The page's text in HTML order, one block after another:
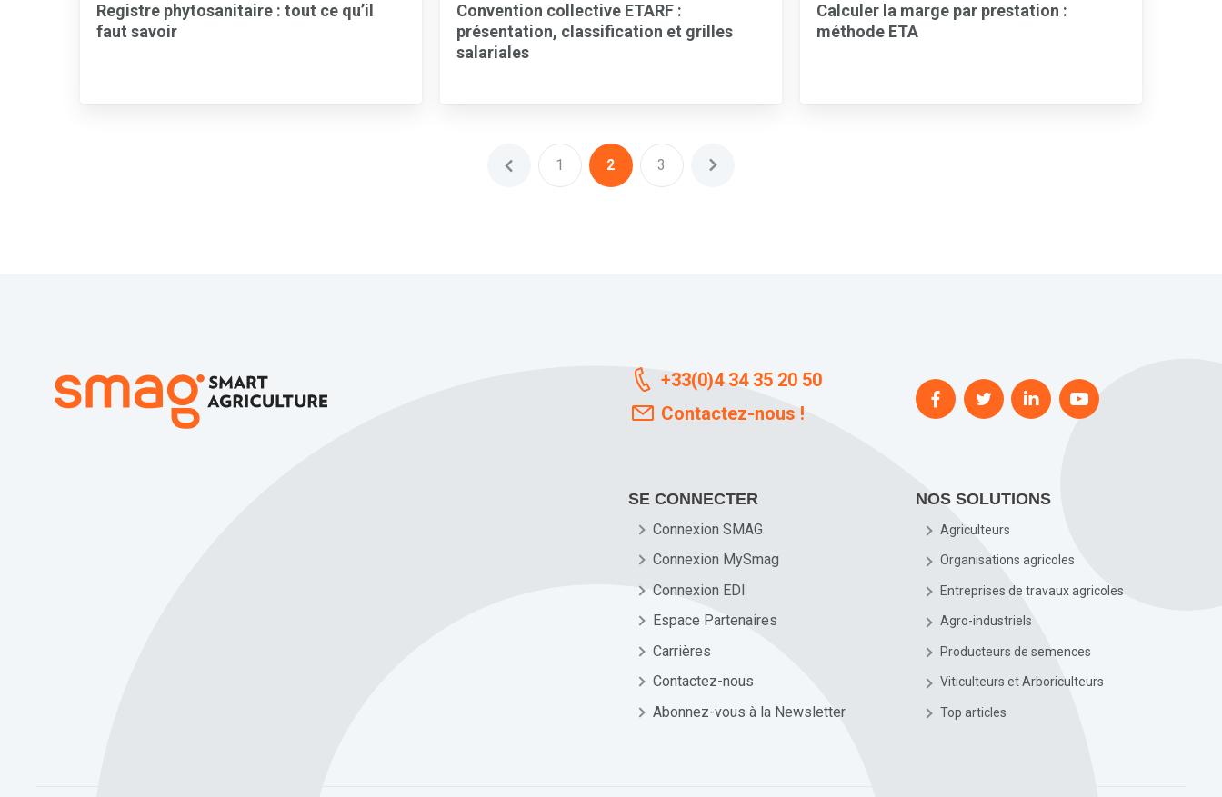
Registre phytosanitaire : tout ce qu’il
faut savoir
Convention collective ETARF :
présentation, classification et grilles
salariales
Calculer la marge par prestation :
méthode ETA
1 2 3
+33(0)4 34 35 20 50
Contactez-nous !
SE CONNECTER
Connexion SMAG
Connexion MySmag
Connexion EDI
Espace Partenaires
Carrières
Contactez-nous
Abonnez-vous à la Newsletter
NOS SOLUTIONS
Agriculteurs
Organisations agricoles
Entreprises de travaux agricoles
Agro-industriels
Producteurs de semences
Viticulteurs et Arboriculteurs
Top articles